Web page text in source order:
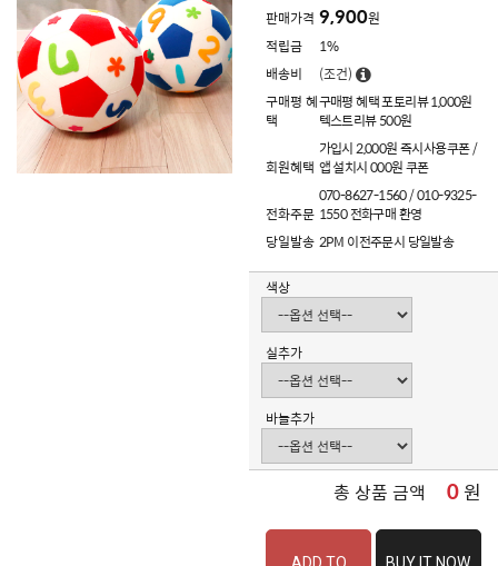
판매가격 9,900원
적립금
1%
배송비
(조건)
구매평 혜
택
구매평 혜택 포토리뷰 1,000원
텍스트리뷰 500원
회원혜택
가입시 2,000원 즉시사용쿠폰 /
앱 설치시 000원 쿠폰
전화주문
070-8627-1560 / 010-9325-
1550 전화구매 환영
당일발송 2PM 이전주문시 당일발송
색상
실추가
바늘추가
총 상품 금액 0원